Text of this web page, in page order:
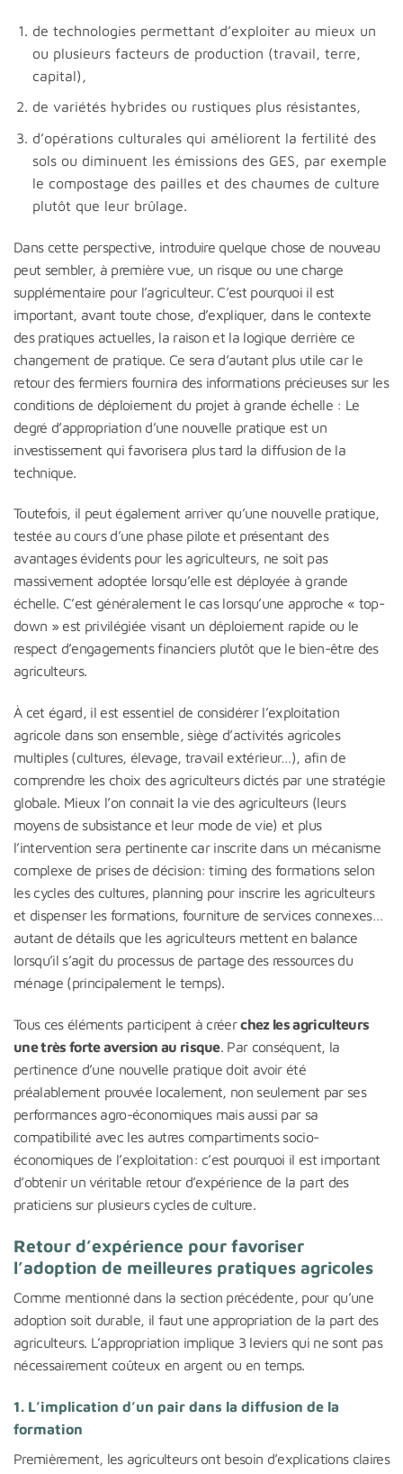
de technologies permettant d’exploiter au mieux un
ou plusieurs facteurs de production (travail, terre,
capital),
de variétés hybrides ou rustiques plus résistantes,
d’opérations culturales qui améliorent la fertilité des
sols ou diminuent les émissions des GES, par exemple
le compostage des pailles et des chaumes de culture
plutôt que leur brûlage.
Dans cette perspective, introduire quelque chose de nouveau
peut sembler, à première vue, un risque ou une charge
supplémentaire pour l’agriculteur. C’est pourquoi il est
important, avant toute chose, d’expliquer, dans le contexte
des pratiques actuelles, la raison et la logique derrière ce
changement de pratique. Ce sera d’autant plus utile car le
retour des fermiers fournira des informations précieuses sur les
conditions de déploiement du projet à grande échelle : Le
degré d’appropriation d’une nouvelle pratique est un
investissement qui favorisera plus tard la diffusion de la
technique.
Toutefois, il peut également arriver qu’une nouvelle pratique,
testée au cours d’une phase pilote et présentant des
avantages évidents pour les agriculteurs, ne soit pas
massivement adoptée lorsqu’elle est déployée à grande
échelle. C’est généralement le cas lorsqu’une approche « top-
down » est privilégiée visant un déploiement rapide ou le
respect d’engagements financiers plutôt que le bien-être des
agriculteurs.
À cet égard, il est essentiel de considérer l’exploitation
agricole dans son ensemble, siège d’activités agricoles
multiples (cultures, élevage, travail extérieur…), afin de
comprendre les choix des agriculteurs dictés par une stratégie
globale. Mieux l’on connait la vie des agriculteurs (leurs
moyens de subsistance et leur mode de vie) et plus
l’intervention sera pertinente car inscrite dans un mécanisme
complexe de prises de décision: timing des formations selon
les cycles des cultures, planning pour inscrire les agriculteurs
et dispenser les formations, fourniture de services connexes…
autant de détails que les agriculteurs mettent en balance
lorsqu’il s’agit du processus de partage des ressources du
ménage (principalement le temps).
Tous ces éléments participent à créerchez les agriculteurs
une très forte aversion au risque. Par conséquent, la
pertinence d’une nouvelle pratique doit avoir été
préalablement prouvée localement, non seulement par ses
performances agro-économiques mais aussi par sa
compatibilité avec les autres compartiments socio-
économiques de l’exploitation: c’est pourquoi il est important
d’obtenir un véritable retour d’expérience de la part des
praticiens sur plusieurs cycles de culture.
Retour d’expérience pour favoriser
l’adoption de meilleures pratiques agricoles
Comme mentionné dans la section précédente, pour qu’une
adoption soit durable, il faut une appropriation de la part des
agriculteurs. L’appropriation implique 3 leviers qui ne sont pas
nécessairement coûteux en argent ou en temps.
1. L’implication d’un pair dans la diffusion de la
formation
Premièrement, les agriculteurs ont besoin d’explications claires